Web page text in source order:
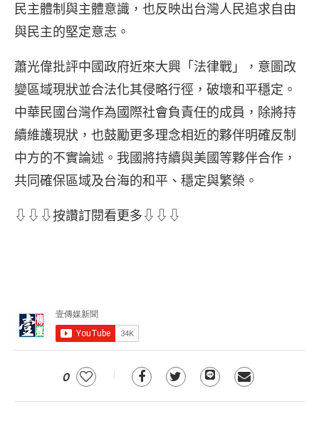
民主體制與主體意識，也反映出台灣人民追求自由
與民主的堅定意志。
蕭光偉批評中國政府近來大興「法律戰」，意圖改
變區域現狀並合法化其侵略行徑，破壞和平穩定。
中華民國台灣作為國際社會負責任的成員，除將持
續維護現狀，也鼓勵更多理念相近的夥伴明確反制
中方的不實論述。我國將持續與美國等夥伴合作，
共同確保區域及台海的和平、穩定與繁榮。
⇩⇩⇩按讚訂閱看更多⇩⇩⇩
0